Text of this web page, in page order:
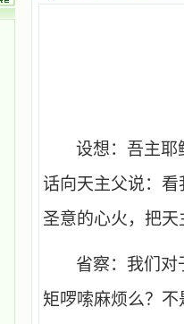
设想：吾主耶
话向天主父说：
圣意的心火，把
省察：我们对
矩啰嗦麻烦么？